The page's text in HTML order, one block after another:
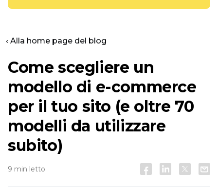
‹ Alla home page del blog
Come scegliere un
modello di e-commerce
per il tuo sito (e oltre 70
modelli da utilizzare
subito)
9 min letto